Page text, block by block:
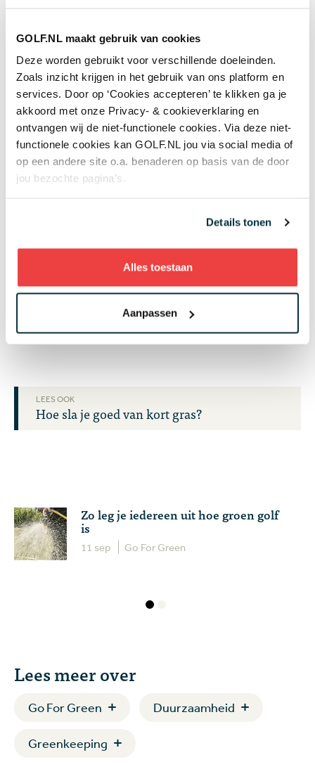
GOLF.NL maakt gebruik van cookies
Deze worden gebruikt voor verschillende doeleinden.
Zoals inzicht krijgen in het gebruik van ons platform en
services. Door op ‘Cookies accepteren’ te klikken ga je
akkoord met onze Privacy- & cookieverklaring en
ontvangen wij de niet-functionele cookies. Via deze niet-
functionele cookies kan GOLF.NL jou via social media of
op een andere site o.a. benaderen op basis van de door
jou bezochte pagina’s.
Details tonen
Alles toestaan
Aanpassen
Andere techniek en tactiek
Dat golfbanen meekleuren met de seizoenen,
betekent niet dat de kwaliteit minder is. Ze zien er
alleen anders uit: minder sappig gazongroen, meer
gezond groen. De greens worden wel beregend
maar niet meer dan noodzakelijk. Er ontstaan
daardoor 50 tinten groen ...
, en dat vereist aanpassingen in
afstand omdat de bal verder rolt, aan de andere kant
is een slag van een harde en droge fairway voor veel
golfers een moeilijke opgave. Maar oefening baart
slagen op de fairway nodig!
LEES OOK
Hoe sla je goed van kort gras?
Zo leg je iedereen uit hoe groen golf
is
11 sep Go For Green
Lees meer over
Go For Green Duurzaamheid
Greenkeeping